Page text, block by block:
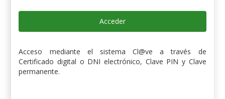
Acceder
Acceso mediante el sistema Cl@ve a través de
Certificado digital o DNI electrónico, Clave PIN y Clave
permanente.